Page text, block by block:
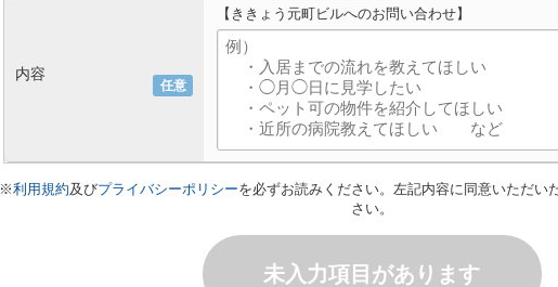
任意
内容
【ききょう元町ビルへのお問い合わせ】
※利用規約及びプライバシーポリシーを必ずお読みください。左記内容に同意いただい
さい。
未入力項目があります